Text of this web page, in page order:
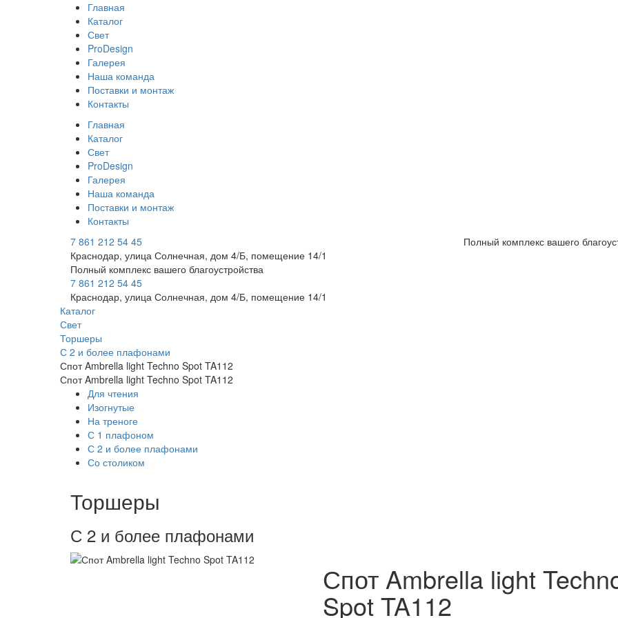
Главная
Каталог
Свет
ProDesign
Галерея
Наша команда
Поставки и монтаж
Контакты
Главная
Каталог
Свет
ProDesign
Галерея
Наша команда
Поставки и монтаж
Контакты
7 861 212 54 45
Краснодар, улица Солнечная, дом 4/Б, помещение 14/1
Полный комплекс вашего
Полный комплекс вашего благоустройства
7 861 212 54 45
Краснодар, улица Солнечная, дом 4/Б, помещение 14/1
Каталог
Свет
Торшеры
С 2 и более плафонами
Спот Ambrella light Techno Spot TA112
Спот Ambrella light Techno Spot TA112
Для чтения
Изогнутые
На треноге
С 1 плафоном
С 2 и более плафонами
Со столиком
Торшеры
С 2 и более плафонами
Спот Ambrella light
Spot TA112